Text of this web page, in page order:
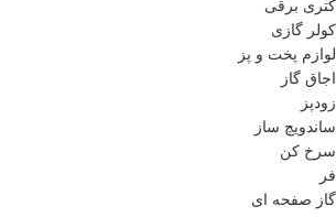
کتری برقی
کولر گازی
لوازم پخت و پز
اجاق گاز
زودپز
ساندویچ ساز
سرخ کن
فر
گاز صفحه ای